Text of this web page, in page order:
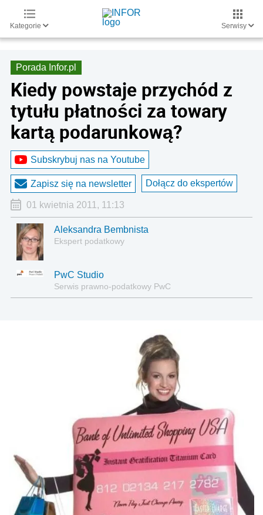
Kategorie Serwisy
Porada Infor.pl
Kiedy powstaje przychód z
tytułu płatności za towary
kartą podarunkową?
Subskrybuj nas na Youtube
Zapisz się na newsletter Dołącz do ekspertów
01 kwietnia 2011, 11:13
Aleksandra Bembnista
Ekspert podatkowy
PwC Studio
Serwis prawno-podatkowy PwC